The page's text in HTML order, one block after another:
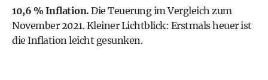
10,6 % Inflation. Die Teuerung im Vergleich zum
November 2021. Kleiner Lichtblick: Erstmals heuer ist
die Inflation leicht gesunken.